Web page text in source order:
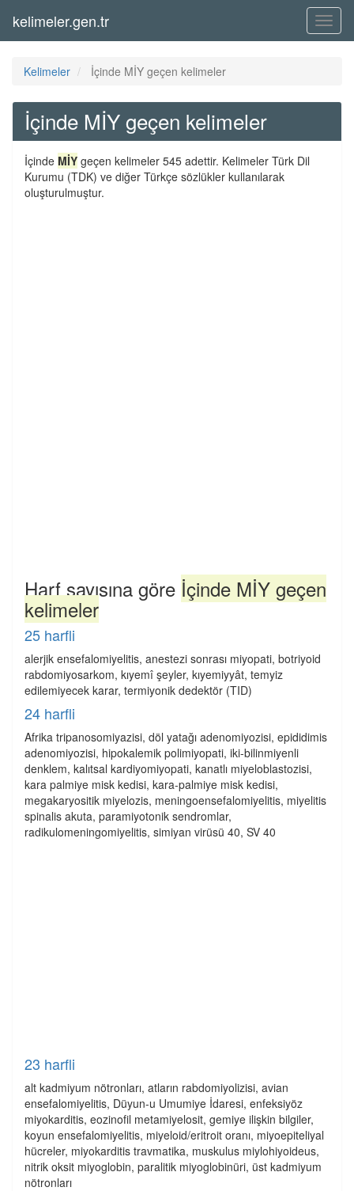
Menü
kelimeler.gen.tr
Kelimeler İçinde MİY geçen kelimeler
İçinde MİY geçen kelimeler
İçinde MİY geçen kelimeler 545 adettir. Kelimeler Türk Dil
Kurumu (TDK) ve diğer Türkçe sözlükler kullanılarak
oluşturulmuştur.
Harf sayısına göre İçinde MİY geçen
kelimeler
25 harfli
alerjik ensefalomiyelitis, anestezi sonrası miyopati, botriyoid
rabdomiyosarkom, kıyemî şeyler, kıyemiyyât, temyiz
edilemiyecek karar, termiyonik dedektör (TID)
24 harfli
Afrika tripanosomiyazisi, döl yatağı adenomiyozisi, epididimis
adenomiyozisi, hipokalemik polimiyopati, iki-bilinmiyenli
denklem, kalıtsal kardiyomiyopati, kanatlı miyeloblastozisi,
kara palmiye misk kedisi, kara-palmiye misk kedisi,
megakaryositik miyelozis, meningoensefalomiyelitis, miyelitis
spinalis akuta, paramiyotonik sendromlar,
radikulomeningomiyelitis, simiyan virüsü 40, SV 40
23 harfli
alt kadmiyum nötronları, atların rabdomiyolizisi, avian
ensefalomiyelitis, Düyun-u Umumiye İdaresi, enfeksiyöz
miyokarditis, eozinofil metamiyelosit, gemiye ilişkin bilgiler,
koyun ensefalomiyelitis, miyeloid/eritroit oranı, miyoepiteliyal
hücreler, miyokarditis travmatika, muskulus miylohiyoideus,
nitrik oksit miyoglobin, paralitik miyoglobinüri, üst kadmiyum
nötronları